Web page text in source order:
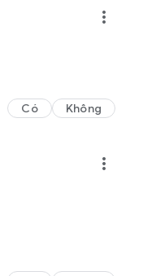
more_vert
Có Không
more_vert